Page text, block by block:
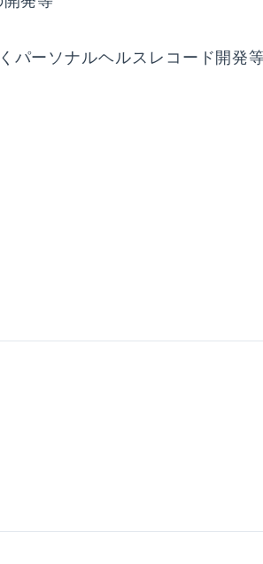
パーソナルヘルスレコード開発